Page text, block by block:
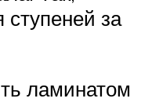
за
ламинатом